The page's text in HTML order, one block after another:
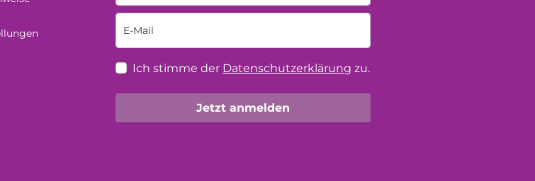
Ich stimme der Datenschutzerklärung zu.
Jetzt anmelden